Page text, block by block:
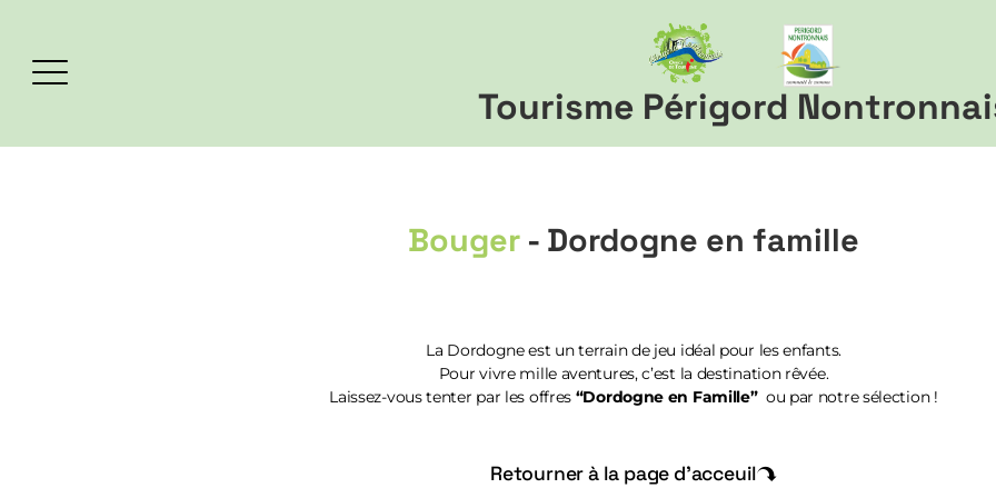
Tourisme Périgord
Bouger - Dordogne en famille
La Dordogne est un terrain de jeu idéal pour les enfants.
Pour vivre mille aventures, c’est la destination rêvée.
Laissez-vous tenter par les offres “Dordogne en Famille” ou par notre sélection !
Retourner à la page d'acceuil